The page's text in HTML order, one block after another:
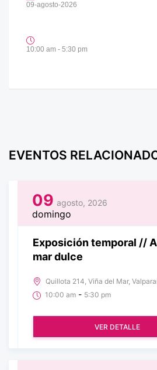
09-agosto-2026
10:00 am - 5:30 pm
EVENTOS
09 agosto, 2026
domingo
Exposición temporal //
mar dulce
Quillota 214, Viña del Mar,
10:00 am - 5:30 pm
VER DETALLE